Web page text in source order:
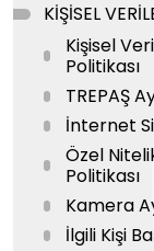
KİŞİSEL
Kişisel
Politikası
TREPAŞ
İnternet
Özel
Politikası
Kamera
İlgili Kişi